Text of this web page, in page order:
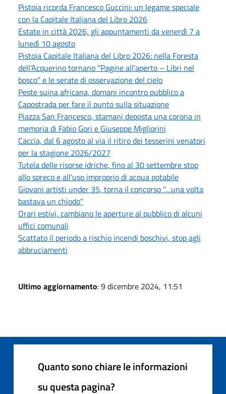
Pistoia ricorda Francesco Guccini: un legame speciale
con la Capitale Italiana del Libro 2026
Estate in città 2026, gli appuntamenti da venerdì 7 a
lunedì 10 agosto
Pistoia Capitale Italiana del Libro 2026: nella Foresta
dell'Acquerino tornano "Pagine all'aperto – Libri nel
bosco" e le serate di osservazione del cielo
Peste suina africana, domani incontro pubblico a
Capostrada per fare il punto sulla situazione
Piazza San Francesco, stamani deposta una corona in
memoria di Fabio Gori e Giuseppe Migliorini
Caccia, dal 6 agosto al via il ritiro dei tesserini venatori
per la stagione 2026/2027
Tutela delle risorse idriche, fino al 30 settembre stop
allo spreco e all’uso improprio di acqua potabile
Giovani artisti under 35, torna il concorso "…una volta
bastava un chiodo"
Orari estivi, cambiano le aperture al pubblico di alcuni
uffici comunali
Scattato il periodo a rischio incendi boschivi, stop agli
abbruciamenti
Ultimo aggiornamento: 9 dicembre 2024, 11:51
Quanto sono chiare le informazioni
su questa pagina?